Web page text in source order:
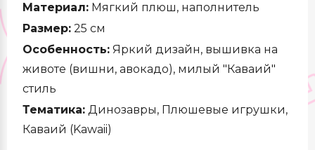
Материал: Мягкий плюш, наполнитель
Размер: 25 см
Особенность: Яркий дизайн, вышивка на
животе (вишни, авокадо), милый "Каваий"
стиль
Тематика: Динозавры, Плюшевые игрушки,
Каваий (Kawaii)